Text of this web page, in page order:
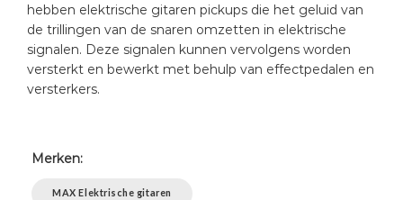
hebben elektrische gitaren pickups die het geluid van
de trillingen van de snaren omzetten in elektrische
signalen. Deze signalen kunnen vervolgens worden
versterkt en bewerkt met behulp van effectpedalen en
versterkers.
Merken:
MAX Elektrische gitaren